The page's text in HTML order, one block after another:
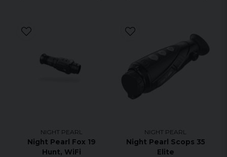
NIGHT PEARL
Night Pearl Fox 19
Hunt, WiFi
NIGHT PEARL
Night Pearl Scops 35
Elite